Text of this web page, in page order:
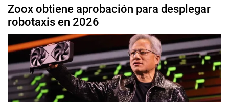
Zoox obtiene aprobación para desplegar
robotaxis en 2026